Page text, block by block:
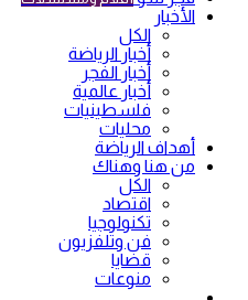
الأخبار
الكل
أخبار الرياضة
أخبار الفجر
أخبار عالمية
فلسطينيات
محليات
أهداف الرياضة
من هنا وهناك
الكل
اقتصاد
تكنولوجيا
فن وتلفزيون
قضايا
منوعات